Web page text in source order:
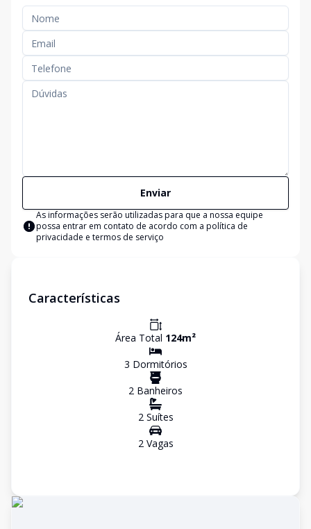
Enviar
As informações serão utilizadas para que a nossa equipe
possa entrar em contato de acordo com a política de
privacidade e termos de serviço
Características
Área Total 124m²
3 Dormitórios
2 Banheiros
2Suítes
2Vagas